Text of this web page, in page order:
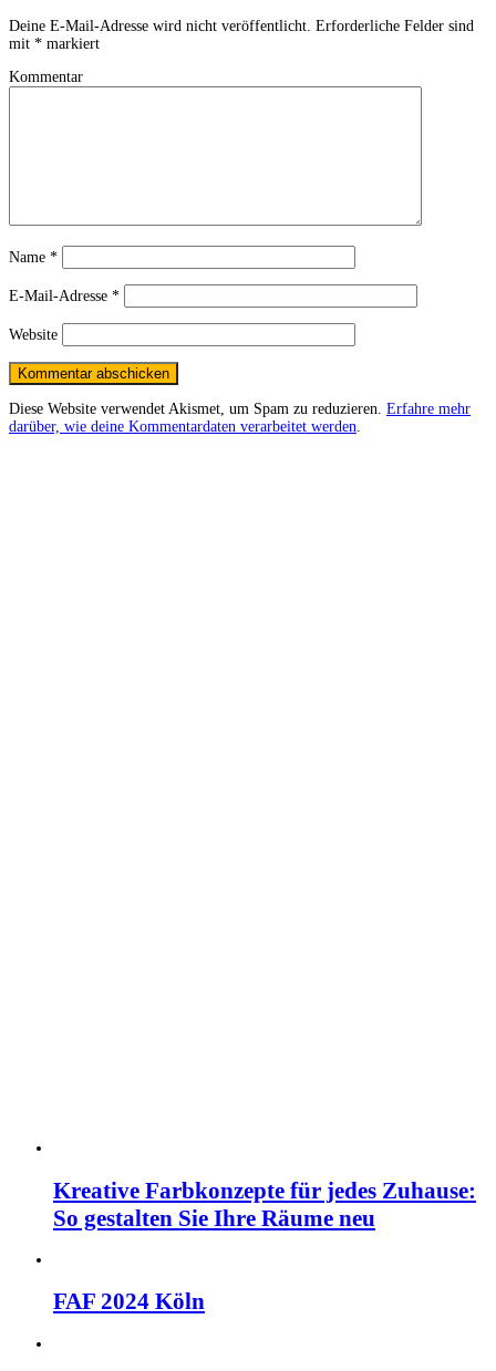
Deine E-Mail-Adresse wird nicht veröffentlicht. Erforderliche Felder sind
mit * markiert
Kommentar
Name *
E-Mail-Adresse *
Website
Diese Website verwendet Akismet, um Spam zu reduzieren. Erfahre mehr
darüber, wie deine Kommentardaten verarbeitet werden
Kreative Farbkonzepte für jedes Zuhause:
So gestalten Sie Ihre Räume neu
FAF 2024 Köln